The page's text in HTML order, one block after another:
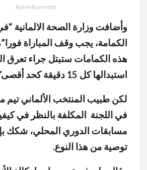
Advertisement
وأضافت وزارة الصحة
الكمامة، يجب وقف المباراة
هذه الكمامات ستبتل جراء تعرق
استبدالها كل 15 دقيقة كحد أقصى”.
لكن طبيب المنتخب الألماني تيم
في اللجنة المكلفة بالنظر في
مسابقات الدوري المحلي، شكك
توصية من هذا النوع.